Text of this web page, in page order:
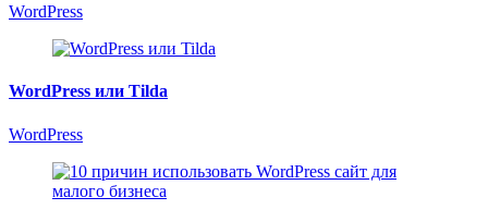
WordPress
WordPress или Tilda
WordPress